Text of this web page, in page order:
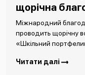
щорічна
Міжнародний
проводить щорічну
«Шкільний
Читати далі